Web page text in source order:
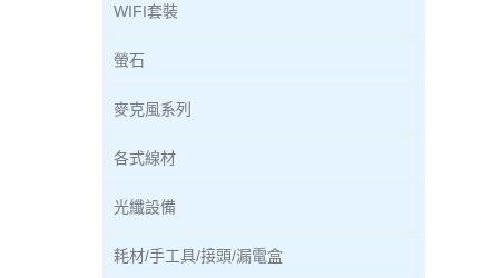
WIFI套裝
螢石
麥克風系列
各式線材
光纖設備
耗材/手工具/接頭/漏電盒